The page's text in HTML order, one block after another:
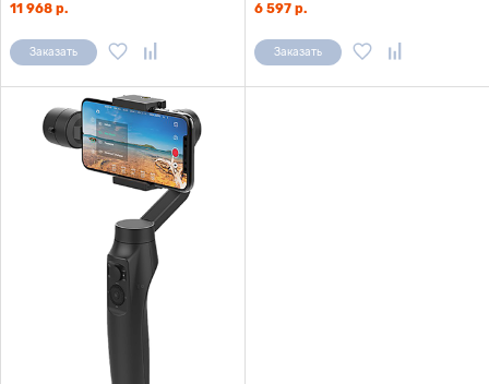
11 968 р.
Заказать
6 597 р.
Заказать